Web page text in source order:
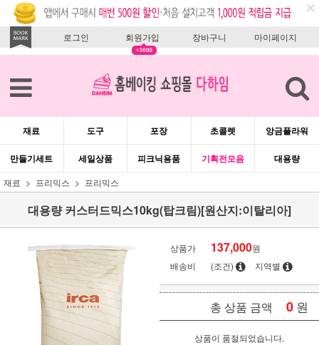
로그인 회원가입 장바구니 마이페이지
재료 도구 포장 초콜렛 앙금플라워
만들기세트 세일상품 피크닉용품 기획전모음 대용량
재료 프리믹스 프리믹스
대용량 커스터드믹스10kg(탑크림)[원산지:이탈리아]
상품가 137,000원
배송비
(조건) 지역별
총 상품 금액 0 원
상품이 품절되었습니다.